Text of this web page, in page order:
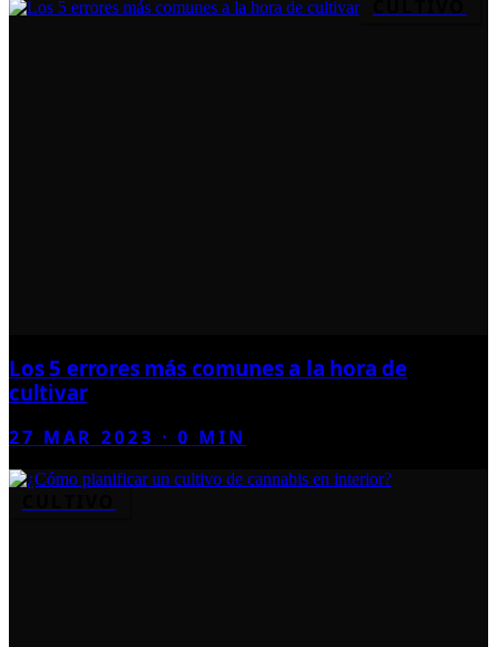
Los 5 errores más comunes a la hora de
cultivar
27 MAR 2023 ·0 MIN